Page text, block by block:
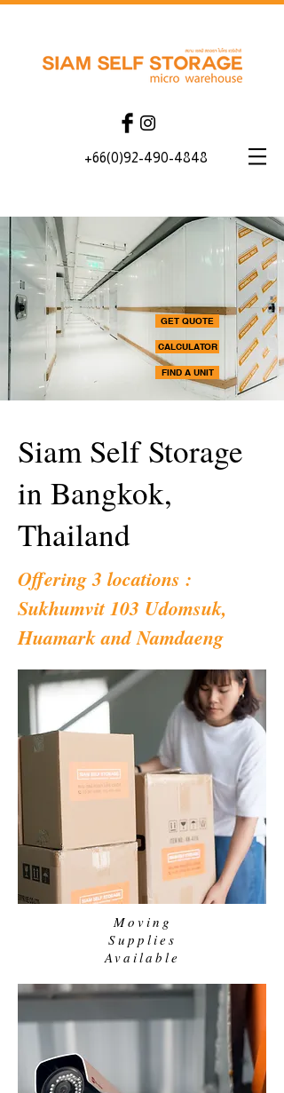
+66(0)92-490-4848
GET QUOTE
CALCULATOR
FIND A UNIT
Siam Self Storage
in Bangkok,
Thailand
Offering 3 locations :
Sukhumvit 103 Udomsuk,
Huamark and Namdaeng
Moving
Supplies
Available